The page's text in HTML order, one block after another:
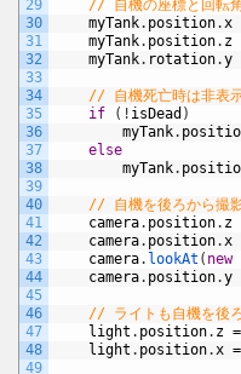
29
30
31
32
33
34
35
36
37
38
39
40
41
42
43
44
45
46
47
48
49
// 自機の座標と回転
myTank. position.x
myTank. position. z
myTank. rotation.y
// 自機死亡時は非表
if
( ! isDead )
myTank.
else
myTank.
// 自機を後ろから撮
camera. position. z
camera. position.x
camera. lookAt ( new
camera. position.y
// ライトも自機を後
light . position. z =
light . position.x =